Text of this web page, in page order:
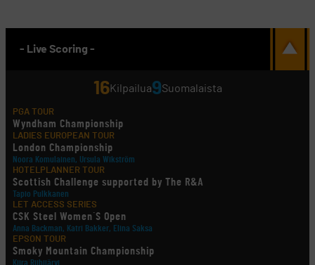
- Live Scoring -
16Kilpailua9Suomalaista
PGA TOUR
Wyndham Championship
LADIES EUROPEAN TOUR
London Championship
Noora Komulainen, Ursula Wikström
HOTELPLANNER TOUR
Scottish Challenge supported by The R&A
Tapio Pulkkanen
LET ACCESS SERIES
CSK Steel Women´S Open
Anna Backman, Katri Bakker, Elina Saksa
EPSON TOUR
Smoky Mountain Championship